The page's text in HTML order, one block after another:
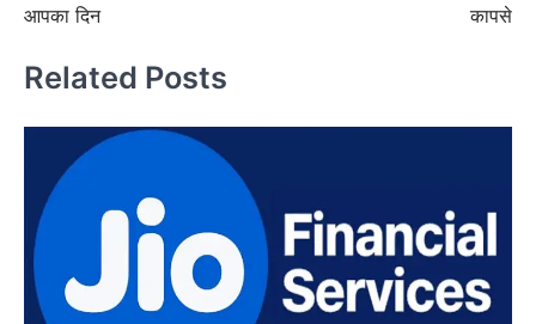
आपका दिन
कापसे
Related Posts